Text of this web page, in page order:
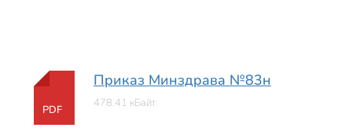
PDF
Приказ Минздрава №83н
478.41 кБайт